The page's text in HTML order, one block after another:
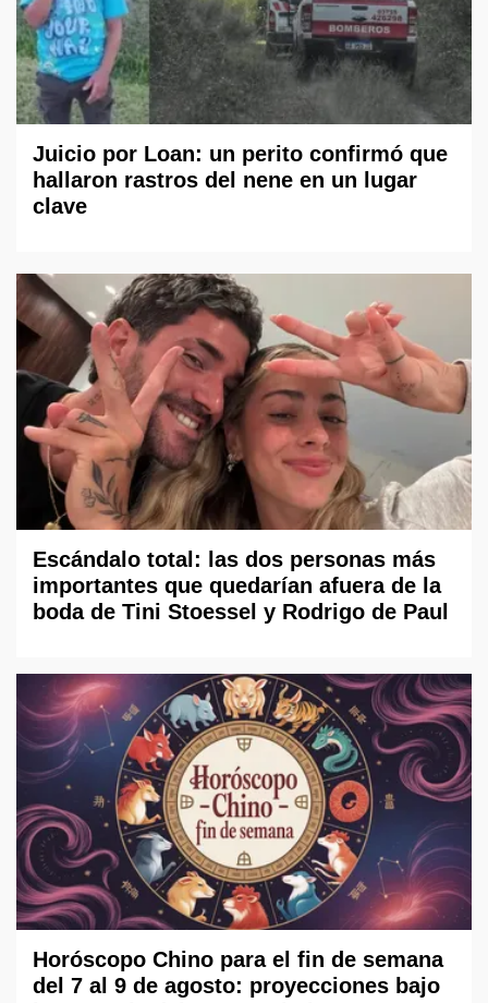
Juicio por Loan: un perito confirmó que
hallaron rastros del nene en un lugar
clave
Escándalo total: las dos personas más
importantes que quedarían afuera de la
boda de Tini Stoessel y Rodrigo de Paul
Horóscopo Chino para el fin de semana
del 7 al 9 de agosto: proyecciones bajo